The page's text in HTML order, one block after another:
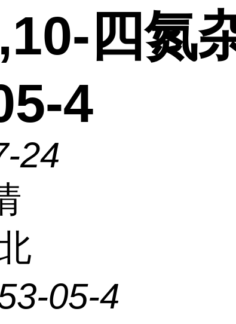
四氮
4
24
05-4